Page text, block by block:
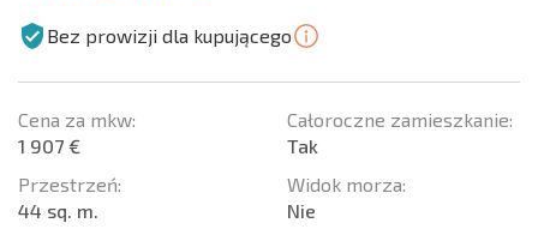
Bez prowizji dla kupującego
Cena za mkw:
1 907 €
Przestrzeń:
44 sq. m.
Całoroczne zamieszkanie:
Tak
Widok morza:
Nie